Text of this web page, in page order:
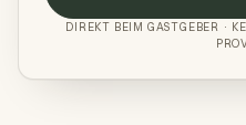
DIREKT BEIM GASTGEBER ·